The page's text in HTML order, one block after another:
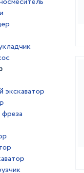
экскаватор